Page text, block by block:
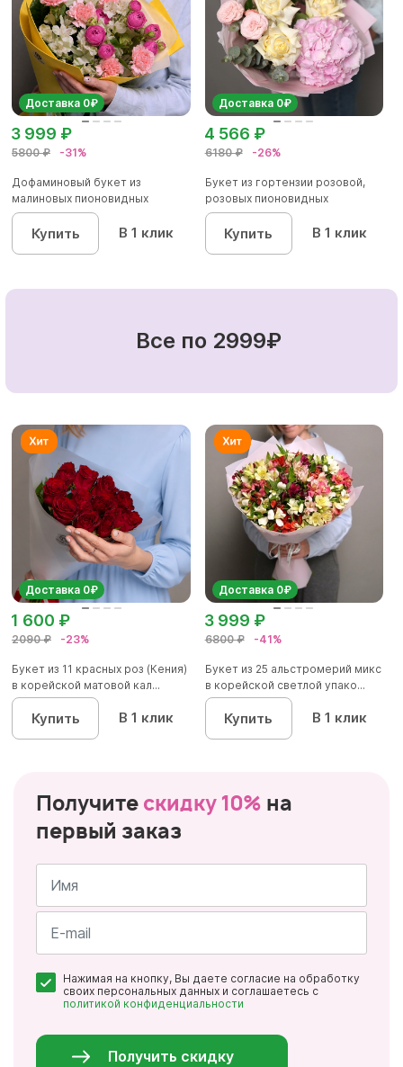
Доставка 0₽
5800 ₽ -31%
3 999 ₽
Дофаминовый букет из
малиновых пионовидных
кустовых роз...
Купить В 1 клик
Доставка 0₽
6180 ₽ -26%
4 566 ₽
Букет из гортензии розовой,
розовых пионовидных
кустовы...
Купить В 1 клик
Все по 2999₽
Доставка 0₽
2090 ₽ -23%
1 600 ₽
Букет из 11 красных роз (Кения)
в корейской матовой кал...
Купить В 1 клик
Доставка 0₽
6800 ₽ -41%
3 999 ₽
Букет из 25 альстромерий микс
в корейской светлой упако...
Купить В 1 клик
Получите скидку 10% на
первый заказ
Имя
*
Нажимая на кнопку, Вы даете согласие на обработку
своих персональных данных и соглашаетесь с
политикой конфиденциальности
Получить скидку